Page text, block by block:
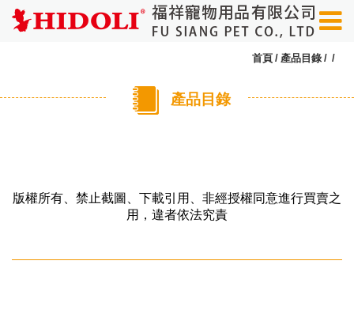
首頁 產品目錄
產品目錄
版權所有、禁止截圖、下載引用、非經授權同意進行買賣之
用，違者依法究責